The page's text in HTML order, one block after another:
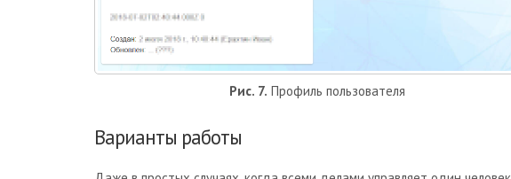
Рис. 7. Профиль пользователя
Варианты работы